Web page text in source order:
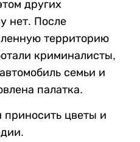
других
нет. После
территорию
криминалисты,
семьи и
палатка.
цветы и